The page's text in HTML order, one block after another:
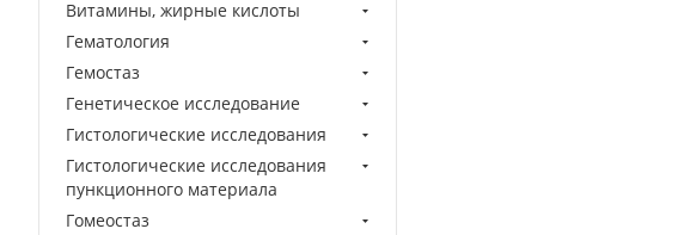
Витамины, жирные кислоты
Гематология
Гемостаз
Генетическое исследование
Гистологические исследования
Гистологические исследования
пункционного материала
Гомеостаз